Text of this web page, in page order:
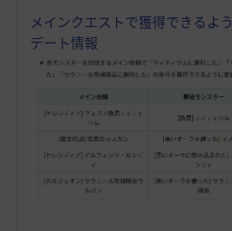
メインクエストで獲得できるよ
デート情報